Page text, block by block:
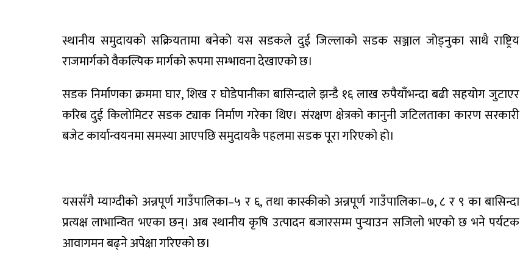
स्थानीय समुदायको सक्रियतामा बनेको यस सडकले दुई जिल्लाको सडक सञ्जाल जोड्नुका साथै राष्ट्रिय
राजमार्गको वैकल्पिक मार्गको रूपमा सम्भावना देखाएको छ।
सडक निर्माणका क्रममा घार, शिख र घोडेपानीका बासिन्दाले झन्डै १६ लाख रुपैयाँभन्दा बढी सहयोग जुटाएर
करिब दुई किलोमिटर सडक ट्याक निर्माण गरेका थिए। संरक्षण क्षेत्रको कानुनी जटिलताका कारण सरकारी
बजेट कार्यान्वयनमा समस्या आएपछि समुदायकै पहलमा सडक पूरा गरिएको हो।
यससँगै म्याग्दीको अन्नपूर्ण गाउँपालिका–५ र ६, तथा कास्कीको अन्नपूर्ण गाउँपालिका–७, ८ र ९ का बासिन्दा
प्रत्यक्ष लाभान्वित भएका छन्। अब स्थानीय कृषि उत्पादन बजारसम्म पुर्‍याउन सजिलो भएको छ भने पर्यटक
आवागमन बढ्ने अपेक्षा गरिएको छ।